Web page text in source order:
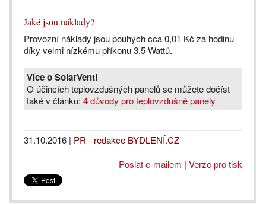
Jaké jsou náklady?
Provozní náklady jsou pouhých cca 0,01 Kč za hodinu
díky velmi nízkému příkonu 3,5 Wattů.
Více o SolarVenti
O účincích teplovzdušných panelů se můžete dočíst
také v článku: 4 důvody pro teplovzdušné panely
31.10.2016 | PR - redakce BYDLENÍ.CZ
Poslat e-mailem | Verze pro tisk